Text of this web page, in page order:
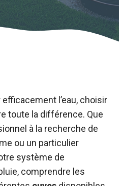
efficacement l’eau, choisir
toute la différence. Que
à la recherche de
ou un particulier
système de
comprendre les